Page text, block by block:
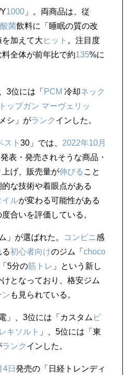
1000 」。両商品は、従
菌飲料に「睡眠の質の改
加えて大 ヒット 。注目度
料全体が前年比で約135%に
3位には「 PCM 冷却ネック
トップガン マーヴェリッ
シ」がランク インした。
スト 30」では、 2022年10月
表・発売されそうな商品・
げ、販売量が伸びる こと
な技術や着眼点がある
イルが変わる可能性がある
度合いを評価している。
」が選ばれた。 コンビニ感
初心者向けのジム「 choco
5分の筋トレ 」という新し
けとなっており、格安ジム
ン も見られている。
」、3位には「カスタム ビ
キ ソルト 」、5位には「東
ランク インした。
4日 発売の「日経トレンディ